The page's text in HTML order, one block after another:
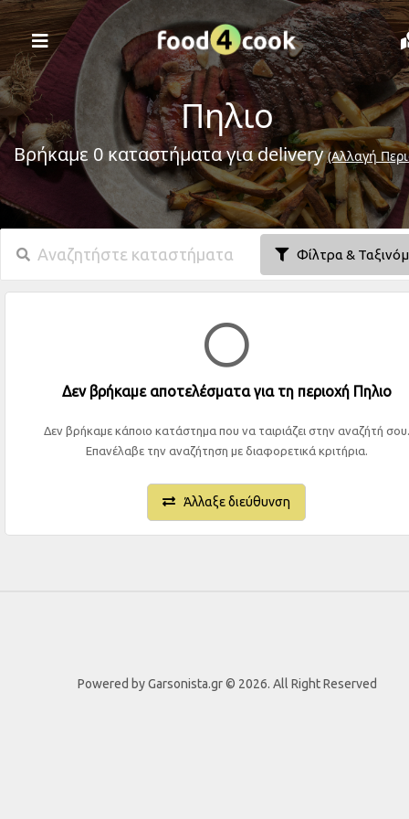
Πηλιο
Βρήκαμε 0 καταστήματα για delivery(Αλλαγή
Φίλτρα &
Δεν βρήκαμε αποτελέσματα για τη περιοχή Πηλιο
Δεν βρήκαμε κάποιο κατάστημα που να ταιριάζει στην αναζήτή σου.
Επανέλαβε την αναζήτηση με διαφορετικά κριτήρια.
Άλλαξε διεύθυνση
Powered by Garsonista.gr © 2026. All Right Reserved